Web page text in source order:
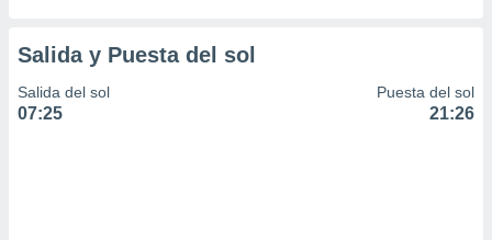
Salida y Puesta del sol
Salida del sol
07:25
Puesta del sol
21:26